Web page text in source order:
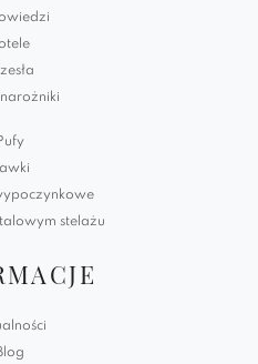
stelażu